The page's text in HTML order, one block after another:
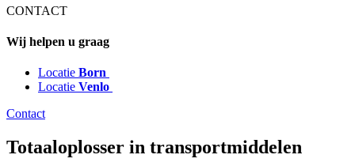
CONTACT
Wij helpen u graag
Locatie Born
Locatie Venlo
Contact
Totaaloplosser in transportmiddelen